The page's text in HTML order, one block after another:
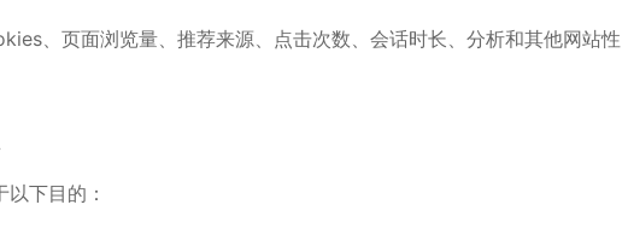
、页面浏览量、推荐来源、点击次数、会话时长、分析和其他网站性
下目的：